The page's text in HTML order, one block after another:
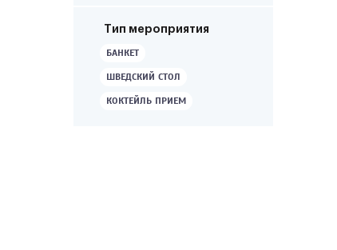
Тип мероприятия
БАНКЕТ
ШВЕДСКИЙ СТОЛ
КОКТЕЙЛЬ ПРИЕМ